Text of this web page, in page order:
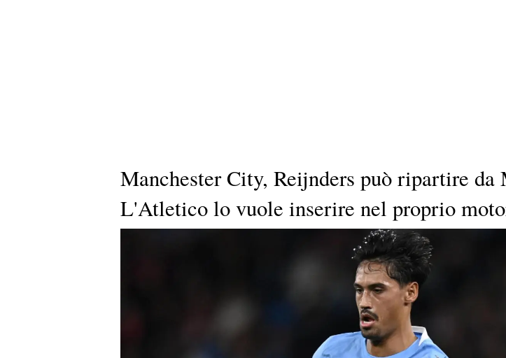
Manchester City, Reijnders può ripartire da
L'Atletico lo vuole inserire nel proprio